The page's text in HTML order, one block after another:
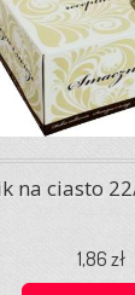
na ciasto
1,86 zł